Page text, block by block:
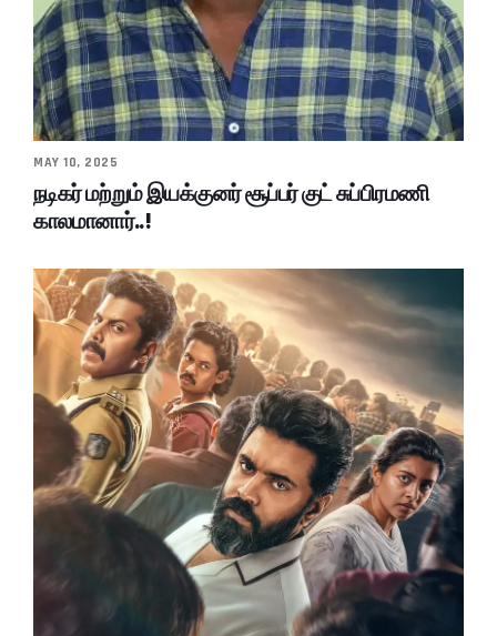
MAY 10, 2025
நடிகர் மற்றும் இயக்குனர் சூப்பர் குட் சுப்பிரமணி
காலமானார்..!